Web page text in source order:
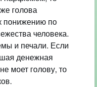
голова
понижению по
человека.
и печали. Если
денежная
моет голову, то